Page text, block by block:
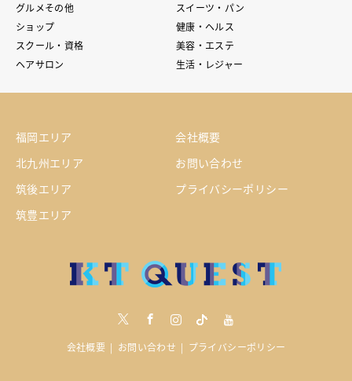
グルメその他
スイーツ・パン
ショップ
健康・ヘルス
スクール・資格
美容・エステ
ヘアサロン
生活・レジャー
福岡エリア
北九州エリア
筑後エリア
筑豊エリア
会社概要
お問い合わせ
プライバシーポリシー
Instagramtiktock youtube
会社概要 お問い合わせ プライバシーポリシー